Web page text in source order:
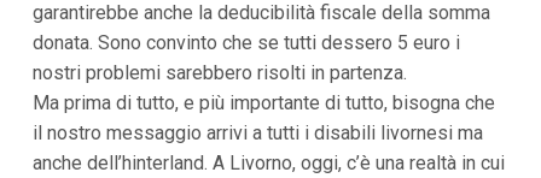
garantirebbe anche la deducibilità fiscale della somma
donata. Sono convinto che se tutti dessero 5 euro i
nostri problemi sarebbero risolti in partenza.
Ma prima di tutto, e più importante di tutto, bisogna che
il nostro messaggio arrivi a tutti i disabili livornesi ma
anche dell’hinterland. A Livorno, oggi, c’è una realtà in cui